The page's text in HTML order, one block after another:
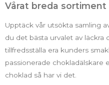
Vårat breda sortiment
Upptäck vår utsökta samling
du det bästa urvalet av läckra
tillfredsställa era kunders
passionerade chokladälskare